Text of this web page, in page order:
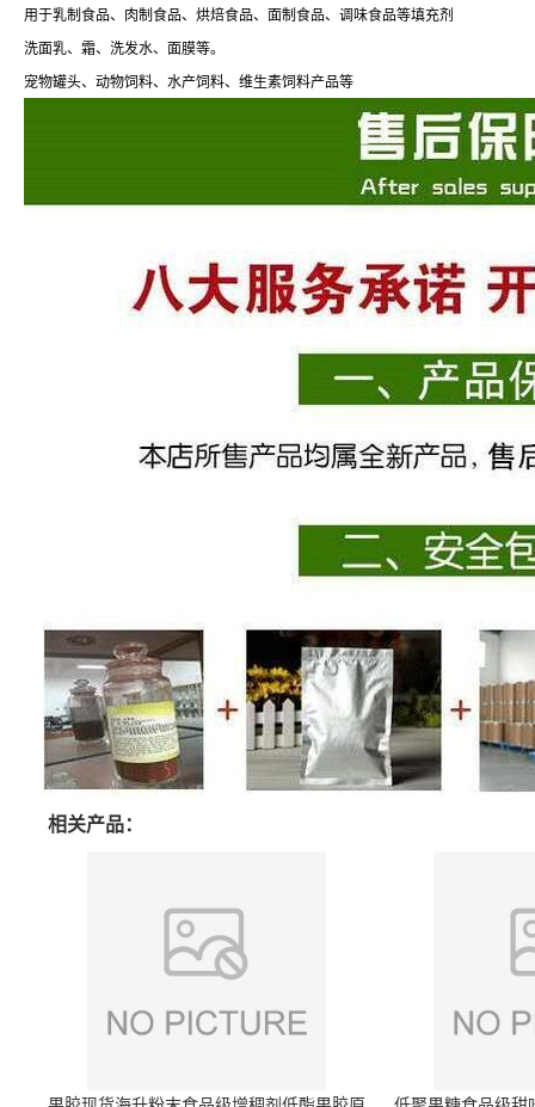
用于乳制食品、肉制食品、烘焙食品、面制食品、调味食品等填充剂
洗面乳、霜、洗发水、面膜等。
宠物罐头、动物饲料、水产饲料、维生素饲料产品等
相关产品：